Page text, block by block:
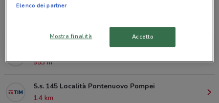
Via Macello, 22 Pompei
953 m
S.s. 145 Località Pontenuovo Pompei
1.4 km
Elenco dei partner
Mostra finalità Accetto